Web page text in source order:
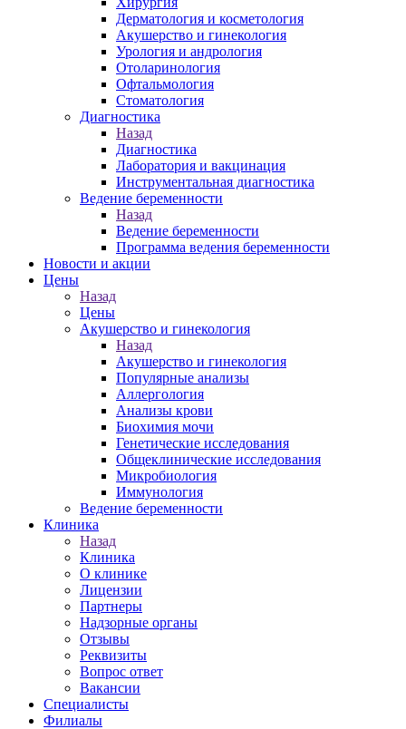
Дерматология и косметология
Акушерство и гинекология
Урология и андрология
Отоларинология
Офтальмология
Стоматология
Диагностика
Назад
Диагностика
Лаборатория и вакцинация
Инструментальная диагностика
Ведение беременности
Назад
Ведение беременности
Программа ведения беременности
Новости и акции
Цены
Назад
Цены
Акушерство и гинекология
Назад
Акушерство и гинекология
Популярные анализы
Аллергология
Анализы крови
Биохимия мочи
Генетические исследования
Общеклинические исследования
Микробиология
Иммунология
Ведение беременности
Клиника
Назад
Клиника
О клинике
Лицензии
Партнеры
Надзорные органы
Отзывы
Реквизиты
Вопрос ответ
Вакансии
Специалисты
Филиалы